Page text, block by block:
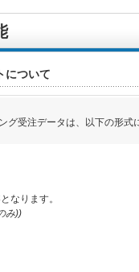
について
グ受注データは、以下の形式
なります。
み))